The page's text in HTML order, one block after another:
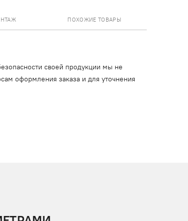
ПОХОЖИЕ ТОВАРЫ
своей продукции мы не
оформления заказа и для уточнения